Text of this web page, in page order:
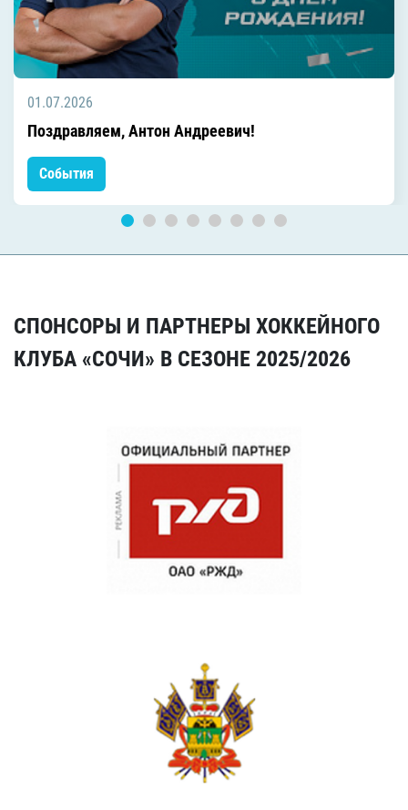
01.07.2026
Поздравляем, Антон Андреевич!
События
СПОНСОРЫ И ПАРТНЕРЫ ХОККЕЙНОГО
КЛУБА «СОЧИ» В СЕЗОНЕ 2025/2026